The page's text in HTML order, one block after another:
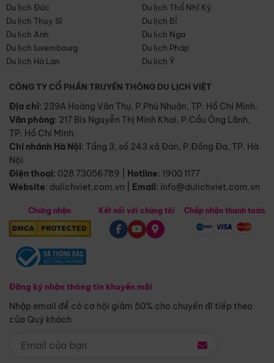
Du lịch Đức
Du lịch Thổ Nhĩ Kỳ
Du lịch Thụy Sĩ
Du lịch Bỉ
Du lịch Anh
Du lịch Nga
Du lịch luxembourg
Du lịch Pháp
Du lịch Hà Lan
Du lịch Ý
CÔNG TY CỔ PHẦN TRUYỀN THÔNG DU LỊCH VIỆT
Địa chỉ: 239A Hoàng Văn Thụ, P.Phú Nhuận, TP. Hồ Chí Minh.
Văn phòng: 217 Bis Nguyễn Thị Minh Khai, P.Cầu Ông Lãnh,
TP. Hồ Chí Minh.
Chi nhánh Hà Nội: Tầng 3, số 243 xã Đàn, P.Đống Đa, TP. Hà
Nội
Điện thoại: 028 73056789 Hotline: 1900 1177
Website: dulichviet.com.vn Email: info@dulichviet.com.vn
Chứng nhận
Đăng ký nhận thông tin khuyến mãi
Nhập email để có cơ hội giảm 50% cho chuyến đi tiếp theo
của Quý khách
Kết nối với chúng tôi Chấp nhận thanh toán